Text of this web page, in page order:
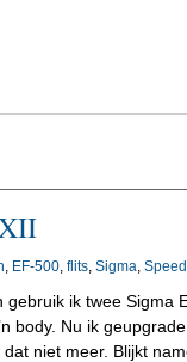
, EF-500, flits, Sigma,
gebruik ik twee Sigma
body. Nu ik
niet meer. Blijkt